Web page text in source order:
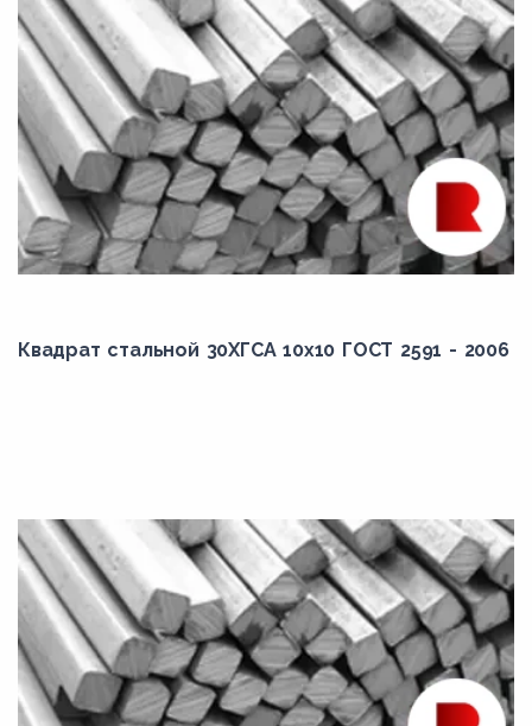
Квадрат стальной 30ХГСА 10x10 ГОСТ 2591 - 2006